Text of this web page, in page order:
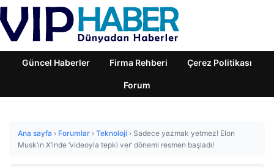
Güncel Haberler Firma Rehberi Çerez Politikası
Forum
Ana sayfa › Forumlar › Teknoloji › Sadece yazmak yetmez! Elon
Musk’ın X’inde ‘videoyla tepki ver’ dönemi resmen başladı!